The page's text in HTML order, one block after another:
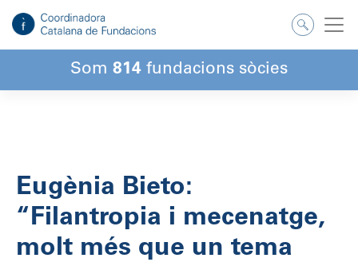
contingut
Som 814 fundacions sòcies
Eugènia Bieto:
“Filantropia i mecenatge,
molt més que un tema